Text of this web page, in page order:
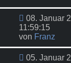
08. Januar
11:59:15
von Franz
05. Januar